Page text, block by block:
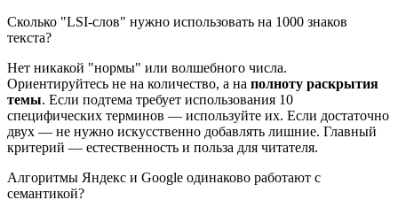
Сколько "LSI-слов" нужно использовать на 1000 знаков
текста?
Нет никакой "нормы" или волшебного числа.
Ориентируйтесь не на количество, а на полноту раскрытия
темы. Если подтема требует использования 10
специфических терминов — используйте их. Если достаточно
двух — не нужно искусственно добавлять лишние. Главный
критерий — естественность и польза для читателя.
Алгоритмы Яндекс и Google одинаково работают с
семантикой?